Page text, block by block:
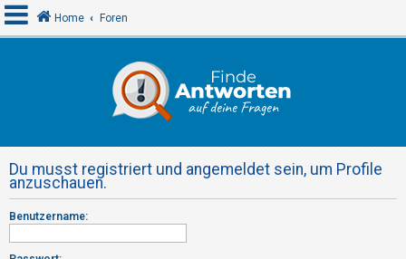
e
l
d
e
n
Home Foren
Du musst registriert und angemeldet sein, um Profile
anzuschauen.
Benutzername: